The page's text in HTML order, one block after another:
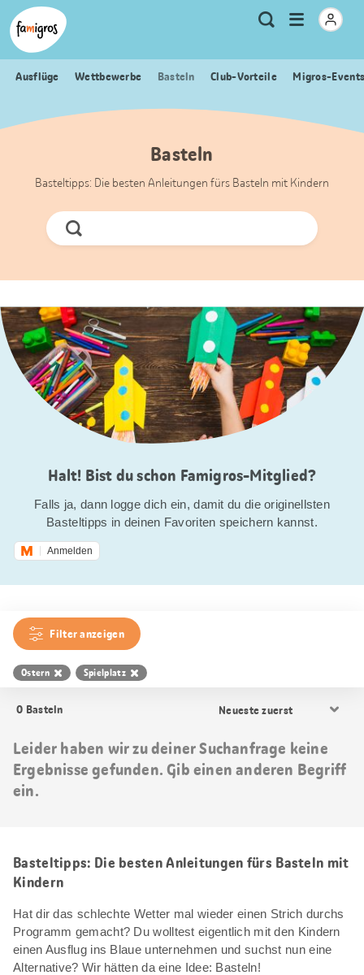
Sprungmarken
Navigation
Header
Logo
Meta
Navigation
Suche
Menu
öffnen
Ausflüge Wettbewerbe Basteln Club-Vorteile Migros-
Basteln
Basteltipps: Die besten Anleitungen fürs Basteln mit Kindern
Jetzt
Suchen
Halt! Bist du schon Famigros-Mitglied?
Falls ja, dann logge dich ein, damit du die originellsten
Basteltipps in deinen Favoriten speichern kannst.
Anmelden
Filter anzeigen
Ostern Spielplatz
0 Basteln
Sortierung
Leider haben wir zu deiner Suchanfrage keine
Ergebnisse gefunden. Gib einen anderen Begriff
ein.
Basteltipps: Die besten Anleitungen fürs Basteln mit
Kindern
Hat dir das schlechte Wetter mal wieder einen Strich durchs
Programm gemacht? Du wolltest eigentlich mit den Kindern
einen Ausflug ins Blaue unternehmen und suchst nun eine
Alternative? Wir hätten da eine Idee: Basteln!